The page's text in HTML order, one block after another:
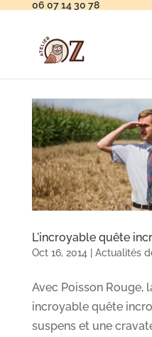
06 07 14 30 78
L'incroyable quête
Oct 16, 2014 | Actualités
Avec Poisson Rouge,
incroyable quête
suspens et une